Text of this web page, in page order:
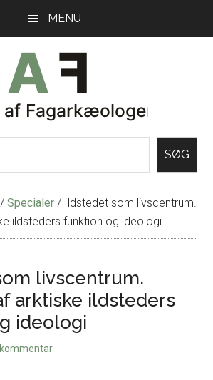
MENU
SØG
/ Specialer / Ildstedet som livscentrum.
ildsteders funktion og ideologi
livscentrum.
arktiske ildsteders
ideologi